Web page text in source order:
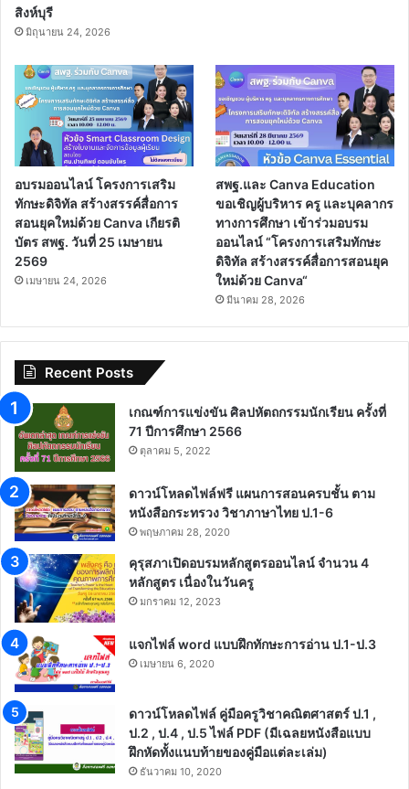
สิงห์บุรี
มิถุนายน 24, 2026
อบรมออนไลน์ โครงการเสริม
ทักษะดิจิทัล สร้างสรรค์สื่อการ
สอนยุคใหม่ด้วย Canva เกียรติ
บัตร สพฐ. วันที่ 25 เมษายน
2569
เมษายน 24, 2026
สพฐ.และ Canva Education
ขอเชิญผู้บริหาร ครู และบุคลากร
ทางการศึกษา เข้าร่วมอบรม
ออนไลน์ “โครงการเสริมทักษะ
ดิจิทัล สร้างสรรค์สื่อการสอนยุค
ใหม่ด้วย Canva“
มีนาคม 28, 2026
Recent Posts
เกณฑ์การแข่งขัน ศิลปหัตถกรรมนักเรียน ครั้งที่
71 ปีการศึกษา 2566
ตุลาคม 5, 2022
ดาวน์โหลดไฟล์ฟรี แผนการสอนครบชั้น ตาม
หนังสือกระทรวง วิชาภาษาไทย ป.1-6
พฤษภาคม 28, 2020
คุรุสภาเปิดอบรมหลักสูตรออนไลน์ จำนวน 4
หลักสูตร เนื่องในวันครู
มกราคม 12, 2023
แจกไฟล์ word แบบฝึกทักษะการอ่าน ป.1-ป.3
เมษายน 6, 2020
ดาวน์โหลดไฟล์ คู่มือครูวิชาคณิตศาสตร์ ป.1 ,
ป.2 , ป.4 , ป.5 ไฟล์ PDF (มีเฉลยหนังสือแบบ
ฝึกหัดทั้งแนบท้ายของคู่มือแต่ละเล่ม)
ธันวาคม 10, 2020